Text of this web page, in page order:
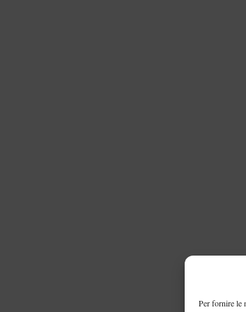
Per fornire le